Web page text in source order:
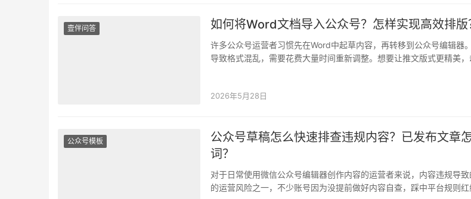
壹伴问答 如何将Word文档导入公众号？怎样实现高效排版
许多公众号运营者习惯先在Word中起草内容，再转移到公众号编辑器
导致格式混乱，需要花费大量时间重新调整。想要让推文版式更精美
2026年5月28日
公众号模板
公众号草稿怎么快速排查违规内容？已发布文章
词？
对于日常使用微信公众号编辑器创作内容的运营者来说，内容违规导
的运营风险之一，不少账号因为没提前做好内容自查，踩中平台规则